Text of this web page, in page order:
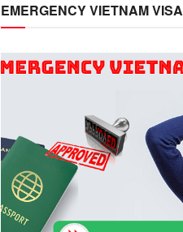
EMERGENCY VIETNAM VISA